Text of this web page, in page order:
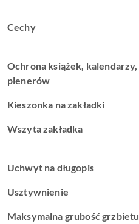
Cechy
Ochrona książek, kalendarzy,
plenerów
Kieszonka na zakładki
Wszyta zakładka
Uchwyt na długopis
Usztywnienie
Maksymalna grubość grzbietu